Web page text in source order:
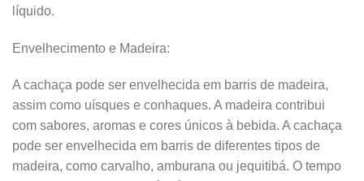
líquido.
Envelhecimento e Madeira:
A cachaça pode ser envelhecida em barris de madeira,
assim como uísques e conhaques. A madeira contribui
com sabores, aromas e cores únicos à bebida. A cachaça
pode ser envelhecida em barris de diferentes tipos de
madeira, como carvalho, amburana ou jequitibá. O tempo